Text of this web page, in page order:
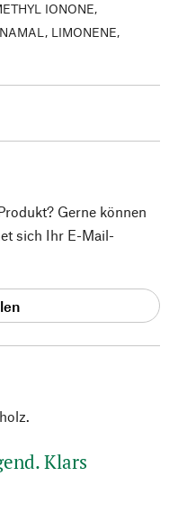
Klars
IONONE,
LIMONENE,
Gerne können
sich Ihr E-Mail-